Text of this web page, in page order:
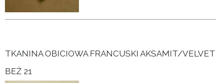
TKANINA OBICIOWA FRANCUSKI AKSAMIT/VELVET
BEŻ 21